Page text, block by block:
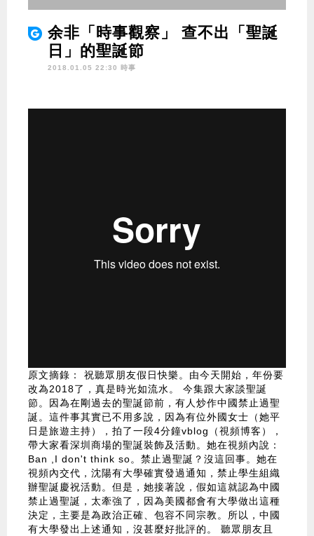
余非「時事觀察」 查不出「聖誕
日」的聖誕節
2018.01.05 22:30 時事
原文摘錄： 祝聽眾朋友假日快樂。由今天開始，年份要
改為2018了，真是時光如流水。 今集跟大家談聖誕
節。因為在剛過去的聖誕節前，有人炒作中國禁止過聖
誕。這件事其實已不用多說，因為有位外國女士（她平
日是旅遊主持），拍了一段4分鐘vblog（視頻博客），
帶大家看深圳商場的聖誕裝飾及活動。她在視頻內說：
Ban ,I don't think so。禁止過聖誕？沒這回事。她在
視頻內交代，沈陽有大學確實發過通知，禁止學生組織
辦聖誕慶祝活動。但是，她接著說，假如這就認為中國
禁止過聖誕，太牽強了，因為美國都會有大學做出這種
決定，主要是為政治正確、包容不同宗教。所以，中國
有大學發出上述通知，沒甚麼好批評的。 聽眾朋友且